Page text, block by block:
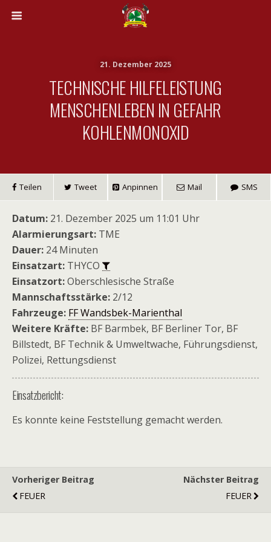
21. Dezember 2025
TECHNISCHE HILFELEISTUNG
MENSCHENLEBEN IN GEFAHR
KOHLENMONOXID
Teilen Tweet Anpinnen Mail SMS
Datum: 21. Dezember 2025 um 11:01 Uhr
Alarmierungsart: TME
Dauer: 24 Minuten
Einsatzart: THYCO
Einsatzort:Oberschlesische Straße
Mannschaftsstärke: 2/12
Fahrzeuge: FF Wandsbek-Marienthal
Weitere Kräfte: BF Barmbek, BF Berliner Tor, BF
Billstedt, BF Technik & Umweltwache, Führungsdienst,
Polizei, Rettungsdienst
Einsatzbericht:
Es konnte keine Feststellung gemacht werden.
Vorheriger Beitrag
FEUER
Nächster Beitrag
FEUER